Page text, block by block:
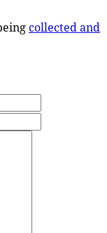
collected and